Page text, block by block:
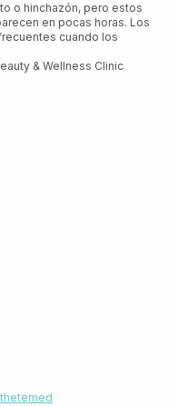
o hinchazón, pero estos
en pocas horas. Los
cuando los